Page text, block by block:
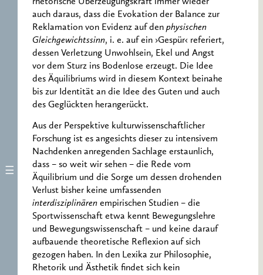
auch daraus, dass die Evokation der Balance zur
Reklamation von Evidenz auf den physischen
Gleichgewichtssinn, i. e. auf ein ›Gespür‹ referiert,
dessen Verletzung Unwohlsein, Ekel und Angst
vor dem Sturz ins Bodenlose erzeugt. Die Idee
des Äquilibriums wird in diesem Kontext beinahe
bis zur Identität an die Idee des Guten und auch
des Geglückten herangerückt.
Aus der Perspektive kulturwissenschaftlicher
Forschung ist es angesichts dieser zu intensivem
Nachdenken anregenden Sachlage erstaunlich,
dass – so weit wir sehen – die Rede vom
Äquilibrium und die Sorge um dessen drohenden
Verlust bisher keine umfassenden
interdisziplinären empirischen Studien – die
Sportwissenschaft etwa kennt Bewegungslehre
und Bewegungswissenschaft – und keine darauf
aufbauende theoretische Reflexion auf sich
gezogen haben. In den Lexika zur Philosophie,
Rhetorik und Ästhetik findet sich kein